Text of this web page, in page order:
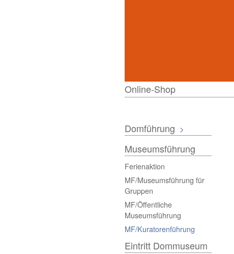
Online-Shop
Domführung >
Museumsführung
Ferienaktion
MF/Museumsführung für
Gruppen
MF/Öffentliche
Museumsführung
MF/Kuratorenführung
Eintritt Dommuseum